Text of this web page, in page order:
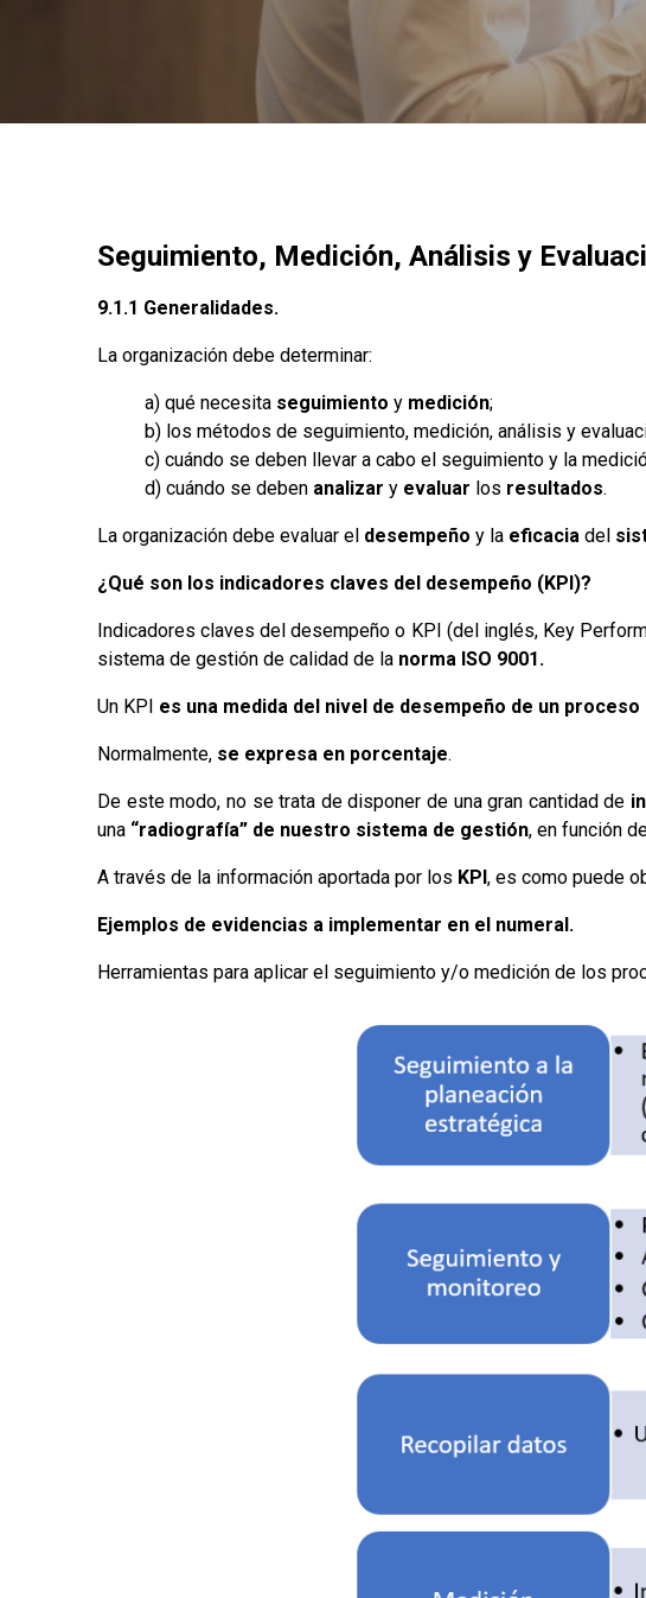
Seguimiento, Medición, Análisis y
9.1.1 Generalidades.
La organización debe determinar:
a) qué necesita seguimiento y medición;
b) los métodos de seguimiento, medición, análisis y
c) cuándo se deben llevar a cabo el seguimiento y la
d) cuándo se deben analizar y evaluar los resultados.
La organización debe evaluar el desempeño y la eficacia del
¿Qué son los indicadores claves del desempeño (KPI)?
Indicadores claves del desempeño o KPI (del inglés, Key
sistema de gestión de calidad de la norma ISO 9001.
Un KPI es una medida del nivel de desempeño de un
Normalmente, se expresa en porcentaje.
De este modo, no se trata de disponer de una gran cantidad de
una “radiografía” de nuestro sistema de gestión, en función
A través de la información aportada por los KPI, es como puede
Ejemplos de evidencias a implementar en el numeral.
Herramientas para aplicar el seguimiento y/o medición de los